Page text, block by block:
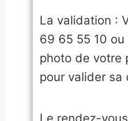
​La validation :
69 65 55 10
photo de votre
pour valider sa
​Le rendez-